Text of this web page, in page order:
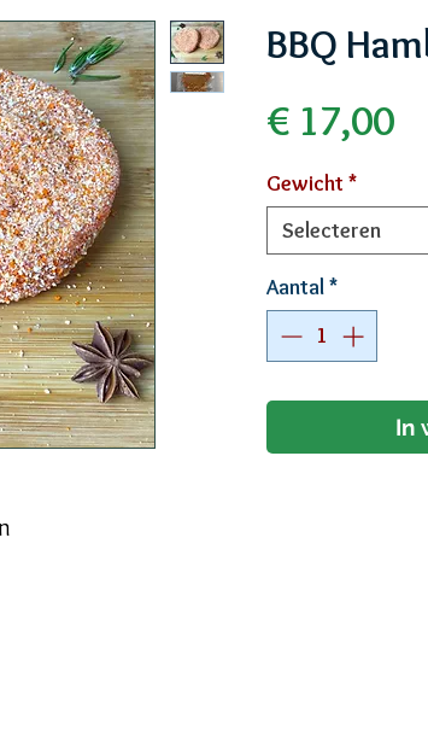
BBQ
€ 17,00
Gewicht *
Selecteren
Aantal*
In